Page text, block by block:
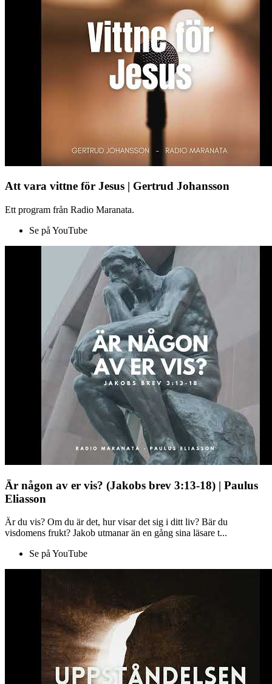
Att vara vittne för Jesus | Gertrud Johansson
Ett program från Radio Maranata.
Se på YouTube
Är någon av er vis? (Jakobs brev 3:13-18) | Paulus
Eliasson
Är du vis? Om du är det, hur visar det sig i ditt liv? Bär du
visdomens frukt? Jakob utmanar än en gång sina läsare t...
Se på YouTube